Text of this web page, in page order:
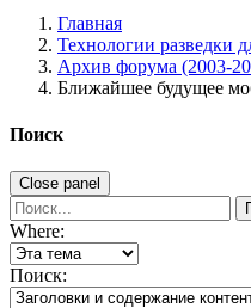
Главная
Технологии разведки
Архив форума (2003-
Ближайшее будущее
Поиск
Close panel
Where:
Поиск: